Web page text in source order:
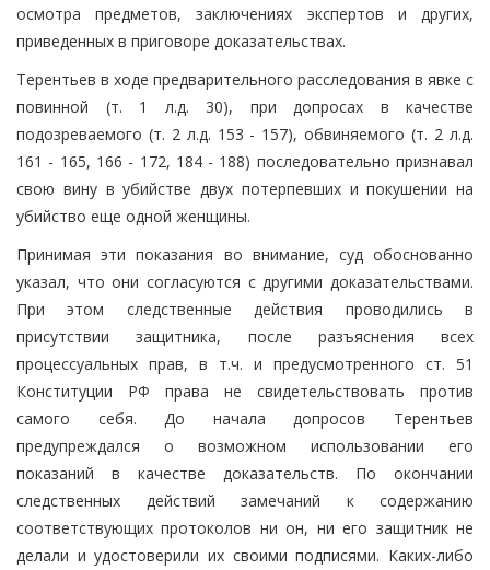
осмотра предметов, заключениях экспертов и других,
приведенных в приговоре доказательствах.
Терентьев в ходе предварительного расследования в явке с
повинной (т. 1 л.д. 30), при допросах в качестве
подозреваемого (т. 2 л.д. 153 - 157), обвиняемого (т. 2 л.д.
161 - 165, 166 - 172, 184 - 188) последовательно признавал
свою вину в убийстве двух потерпевших и покушении на
убийство еще одной женщины.
Принимая эти показания во внимание, суд обоснованно
указал, что они согласуются с другими доказательствами.
При этом следственные действия проводились в
присутствии защитника, после разъяснения всех
процессуальных прав, в т.ч. и предусмотренного ст. 51
Конституции РФ права не свидетельствовать против
самого себя. До начала допросов Терентьев
предупреждался о возможном использовании его
показаний в качестве доказательств. По окончании
следственных действий замечаний к содержанию
соответствующих протоколов ни он, ни его защитник не
делали и удостоверили их своими подписями. Каких-либо